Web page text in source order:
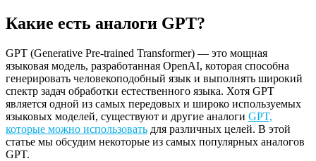
Какие есть аналоги GPT?
GPT (Generative Pre-trained Transformer) — это мощная
языковая модель, разработанная OpenAI, которая способна
генерировать человекоподобный язык и выполнять широкий
спектр задач обработки естественного языка. Хотя GPT
является одной из самых передовых и широко используемых
языковых моделей, существуют и другие аналоги GPT,
которые можно использовать для различных целей. В этой
статье мы обсудим некоторые из самых популярных аналогов
GPT.